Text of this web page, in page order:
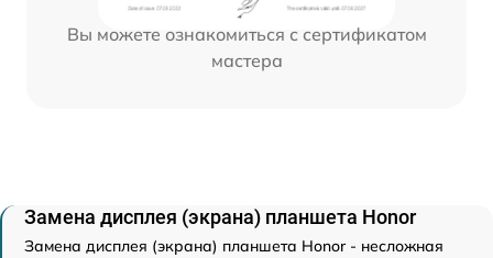
Вы можете ознакомиться с сертификатом
мастера
Замена дисплея (экрана) планшета Honor
Замена дисплея (экрана) планшета Honor - несложная